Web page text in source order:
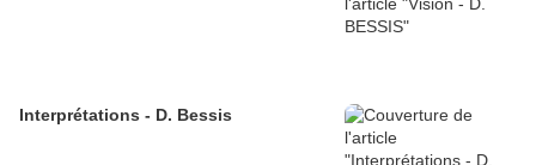
Interprétations - D. Bessis